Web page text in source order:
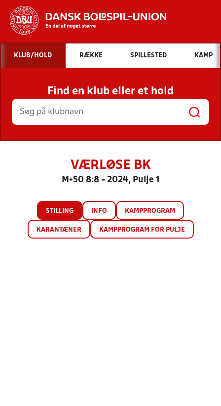
Hvad vil du søge efter?
INDHOLD OG NYHEDER
STILLINGER, RESULTATER, KLUBBER OG
HOLD
KLUB/HOLD RÆKKE SPILLESTED KAMP
Find en klub eller et hold
VÆRLØSE BK
M+50 8:8 - 2024, Pulje 1
STILLING INFO KAMPPROGRAM
KARANTÆNER KAMPPROGRAM FOR PULJE